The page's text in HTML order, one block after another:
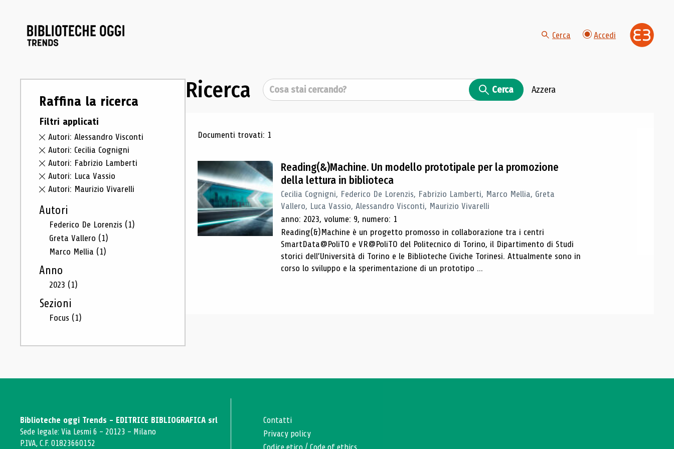
Cerca Accedi
Raffina la ricerca
Filtri applicati
Autori: Alessandro Visconti
Autori: Cecilia Cognigni
Autori: Fabrizio Lamberti
Autori: Luca Vassio
Autori: Maurizio Vivarelli
Autori
Federico De Lorenzis (1)
Greta Vallero (1)
Marco Mellia (1)
Anno
2023 (1)
Sezioni
Focus (1)
Ricerca Cerca Cerca Azzera
Risultati di ricerca
Documenti trovati: 1
Reading(&)Machine. Un modello prototipale per la promozione
della lettura in biblioteca
Cecilia Cognigni, Federico De Lorenzis, Fabrizio Lamberti, Marco Mellia, Greta
Vallero, Luca Vassio, Alessandro Visconti, Maurizio Vivarelli
anno: 2023, volume: 9, numero: 1
Reading(&)Machine è un progetto promosso in collaborazione tra i centri
SmartData@PoliTO e VR@PoliTO del Politecnico di Torino, il Dipartimento di Studi
storici dell’Università di Torino e le Biblioteche Civiche Torinesi. Attualmente sono in
corso lo sviluppo e la sperimentazione di un prototipo ...
Biblioteche oggi Trends - EDITRICE BIBLIOGRAFICA srl
Sede legale: Via Lesmi 6 - 20123 - Milano
P.IVA, C.F. 01823660152
Contatti
Privacy policy